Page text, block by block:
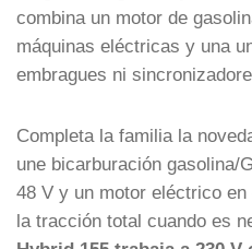
combina un motor de
máquinas eléctricas y una
embragues ni
Completa la familia la
une bicarburación gasolina/
48 V y un motor eléctrico
la tracción total cuando es